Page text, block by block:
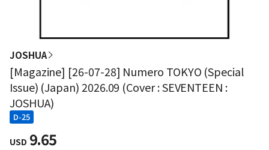
JOSHUA
[Magazine] [26-07-28] Numero TOKYO (Special
Issue) (Japan) 2026.09 (Cover : SEVENTEEN :
JOSHUA)
D-25
USD 9.65